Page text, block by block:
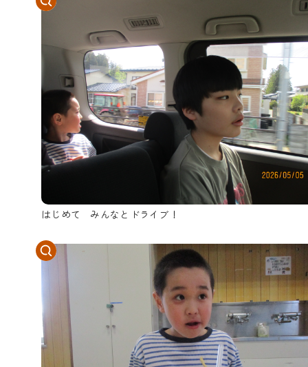
はじめて みんなとドライブ！